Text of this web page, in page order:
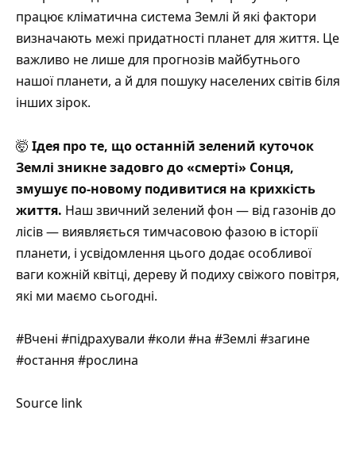
працює кліматична система Землі й які фактори
визначають межі придатності планет для життя. Це
важливо не лише для прогнозів майбутнього
нашої планети, а й для пошуку населених світів біля
інших зірок.
🤯 Ідея про те, що останній зелений куточок
Землі зникне задовго до «смерті» Сонця,
змушує по-новому подивитися на крихкість
життя. Наш звичний зелений фон — від газонів до
лісів — виявляється тимчасовою фазою в історії
планети, і усвідомлення цього додає особливої
ваги кожній квітці, дереву й подиху свіжого повітря,
які ми маємо сьогодні.
#Вчені #підрахували #коли #на #Землі #загине
#остання #рослина
Source link